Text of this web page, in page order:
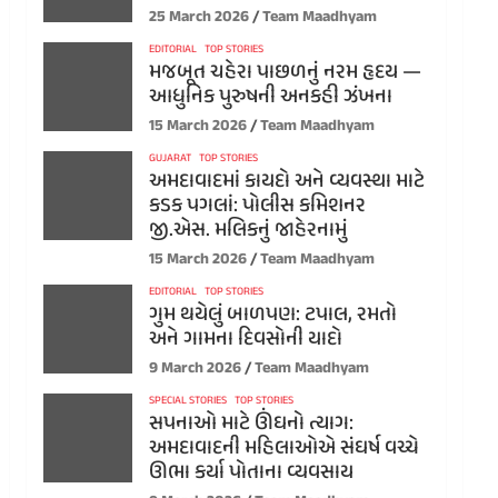
25 March 2026 Team Maadhyam
EDITORIAL TOP STORIES
મજબૂત ચહેરા પાછળનું નરમ હૃદય —
આધુનિક પુરુષની અનકહી ઝંખના
15 March 2026 Team Maadhyam
GUJARAT TOP STORIES
અમદાવાદમાં કાયદો અને વ્યવસ્થા માટે
કડક પગલાં: પોલીસ કમિશનર
જી.એસ. મલિકનું જાહેરનામું
15 March 2026 Team Maadhyam
EDITORIAL TOP STORIES
ગુમ થયેલું બાળપણ: ટપાલ, રમતો
અને ગામના દિવસોની યાદો
9 March 2026 Team Maadhyam
SPECIAL STORIES TOP STORIES
સપનાઓ માટે ઊંઘનો ત્યાગ:
અમદાવાદની મહિલાઓએ સંઘર્ષ વચ્ચે
ઊભા કર્યા પોતાના વ્યવસાય